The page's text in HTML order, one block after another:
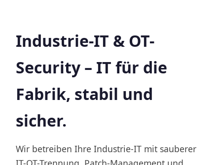
Industrie-IT & OT-
Security – IT für die
Fabrik, stabil und
sicher.
Wir betreiben Ihre Industrie-IT mit sauberer